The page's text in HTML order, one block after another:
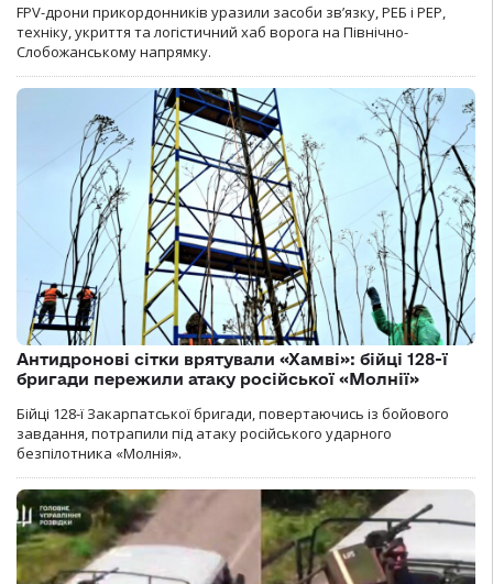
FPV-дрони прикордонників уразили засоби зв’язку, РЕБ і РЕР,
техніку, укриття та логістичний хаб ворога на Північно-
Слобожанському напрямку.
Антидронові сітки врятували «Хамві»: бійці 128-ї
бригади пережили атаку російської «Молнії»
Бійці 128-ї Закарпатської бригади, повертаючись із бойового
завдання, потрапили під атаку російського ударного
безпілотника «Молнія».